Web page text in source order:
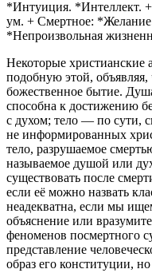
*Интуиция. *Интеллект. +
ум. + Смертное:
*Непроизвольная
Некоторые
подобную этой, объявляя,
божественное бытие.
способна к достижению
с духом; тело — по сути,
не информированных
тело, разрушаемое
называемое душой или
существовать после
если её можно назвать
неадекватна, если мы
объяснение или
феноменов посмертного
представление
образ его конституции,